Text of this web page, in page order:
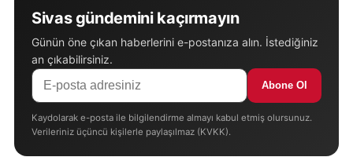
Sivas gündemini kaçırmayın
Günün öne çıkan haberlerini e-postanıza alın. İstediğiniz
an çıkabilirsiniz.
Abone Ol
Kaydolarak e-posta ile bilgilendirme almayı kabul etmiş olursunuz.
Verileriniz üçüncü kişilerle paylaşılmaz (KVKK).